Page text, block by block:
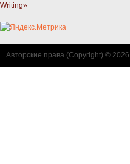
Writing»
Авторские права (Copyright) ©